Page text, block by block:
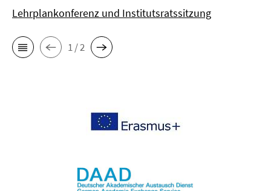
Lehrplankonferenz und Institutsratssitzung
1 / 2